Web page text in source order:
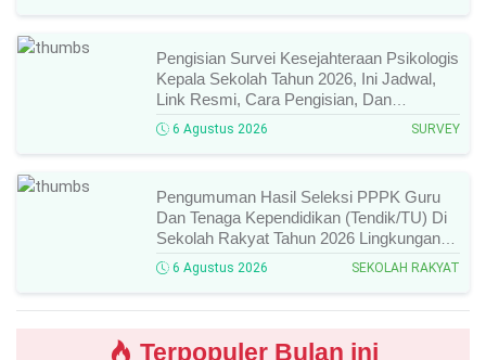
Pengisian Survei Kesejahteraan Psikologis
Kepala Sekolah Tahun 2026, Ini Jadwal,
Link Resmi, Cara Pengisian, Dan
Ketentuan Lengkapnya!
6 Agustus 2026 SURVEY
Pengumuman Hasil Seleksi PPPK Guru
Dan Tenaga Kependidikan (Tendik/TU) Di
Sekolah Rakyat Tahun 2026 Lingkungan
Kementerian Sosial RI, Ini Daftar Nama
Peserta Yang Lolos!
6 Agustus 2026 SEKOLAH RAKYAT
Terpopuler Bulan ini